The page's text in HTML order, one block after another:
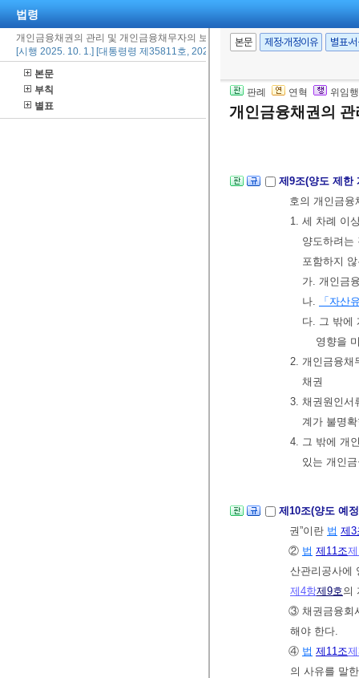
법령
개인금융채권의 관리 및 개인금융채무자의 보호에 관한 법률 시행령
[시행 2025. 10. 1.] [대통령령 제35811호, 2025. 10. 1., 타법개정]
본문
부칙
별표
본문 제정·개정이유 별표·
판례 연혁 위임
개인금융채권의
2. 다음 각 목
일을 기준
나.「예금
다. 그 밖에
제9조(양도 제한
호의 개인금융
1. 세 차례 이
양도하려는
포함하지
가. 개인금
나.
「자산
다. 그 밖에
영향을
2. 개인금융채
채권
3. 채권원인서
계가 불명
4. 그 밖에 개
있는 개인
제10조(양도 예
권”이란 법 제3
② 법 제11조
산관리공사에
제4항제9호의
③ 채권금융회
해야 한다.
④ 법 제11조
의 사유를 말